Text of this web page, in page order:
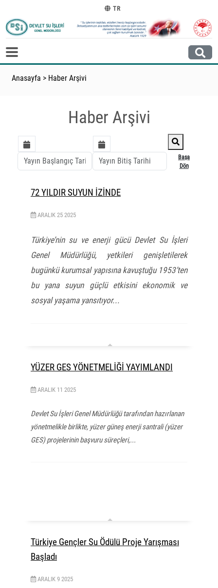
TR
Anasayfa > Haber Arşivi
Haber Arşivi
Başa
Dön
72 YILDIR SUYUN İZİNDE
ARALIK 25 2025
Türkiye’nin su ve enerji gücü Devlet Su İşleri
Genel Müdürlüğü, yetkileri genişletilerek
bugünkü kurumsal yapısına kavuştuğu 1953’ten
bu yana suyun güçlü etkisini ekonomik ve
sosyal yaşama yansıtıyor...
YÜZER GES YÖNETMELİĞİ YAYIMLANDI
ARALIK 11 2025
Devlet Su İşleri Genel Müdürlüğü tarafından hazırlanan
yönetmelikle birlikte, yüzer güneş enerji santrali (yüzer
GES) projelerinin başvuru süreçleri,...
Türkiye Gençler Su Ödülü Proje Yarışması
Başladı
ARALIK 9 2025